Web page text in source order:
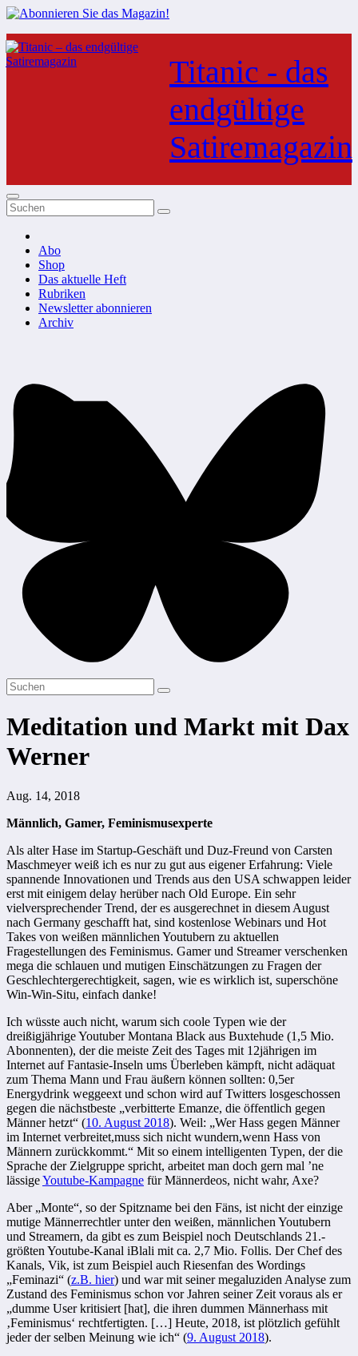
Zum
Inhalt
springen
Titanic - das
endgültige
Satiremagazin
Abo
Shop
Das aktuelle Heft
Rubriken
Newsletter abonnieren
Archiv
Meditation und Markt mit Dax
Werner
Aug. 14, 2018
Männlich, Gamer, Feminismusexperte
Als alter Hase im Startup-Geschäft und Duz-Freund von Carsten
Maschmeyer weiß ich es nur zu gut aus eigener Erfahrung: Viele
spannende Innovationen und Trends aus den USA schwappen leider
erst mit einigem delay herüber nach Old Europe. Ein sehr
vielversprechender Trend, der es ausgerechnet in diesem August
nach Germany geschafft hat, sind kostenlose Webinars und Hot
Takes von weißen männlichen Youtubern zu aktuellen
Fragestellungen des Feminismus. Gamer und Streamer verschenken
mega die schlauen und mutigen Einschätzungen zu Fragen der
Geschlechtergerechtigkeit, sagen, wie es wirklich ist, superschöne
Win-Win-Situ, einfach danke!
Ich wüsste auch nicht, warum sich coole Typen wie der
dreißigjährige Youtuber Montana Black aus Buxtehude (1,5 Mio.
Abonnenten), der die meiste Zeit des Tages mit 12jährigen im
Internet auf Fantasie-Inseln ums Überleben kämpft, nicht adäquat
zum Thema Mann und Frau äußern können sollten: 0,5er
Energydrink weggeext und schon wird auf Twitters losgeschossen
gegen die nächstbeste „verbitterte Emanze, die öffentlich gegen
Männer hetzt“ (10. August 2018). Weil: „Wer Hass gegen Männer
im Internet verbreitet,muss sich nicht wundern,wenn Hass von
Männern zurückkommt.“ Mit so einem intelligenten Typen, der die
Sprache der Zielgruppe spricht, arbeitet man doch gern mal ’ne
lässigeYoutube-Kampagne für Männerdeos, nicht wahr, Axe?
Aber „Monte“, so der Spitzname bei den Fäns, ist nicht der einzige
mutige Männerrechtler unter den weißen, männlichen Youtubern
und Streamern, da gibt es zum Beispiel noch Deutschlands 21.-
größten Youtube-Kanal iBlali mit ca. 2,7 Mio. Follis. Der Chef des
Kanals, Vik, ist zum Beispiel auch Riesenfan des Wordings
„Feminazi“ (z.B. hier) und war mit seiner megaluziden Analyse zum
Zustand des Feminismus schon vor Jahren seiner Zeit voraus als er
„dumme User kritisiert [hat], die ihren dummen Männerhass mit
‚Feminismus‘ rechtfertigten. […] Heute, 2018, ist plötzlich gefühlt
jeder der selben Meinung wie ich“ (9. August 2018).